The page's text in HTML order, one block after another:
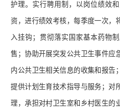
护理。实行聘用制，以岗位绩效
资，进行绩效考核，每季度一次，
入挂钩；贯彻落实国家基本药物
售；协助开展突发公共卫生事件应
内公共卫生相关信息的收集和报告
提供计划生育技术指导与服务；对
理，承担对村卫生室和乡村医生的